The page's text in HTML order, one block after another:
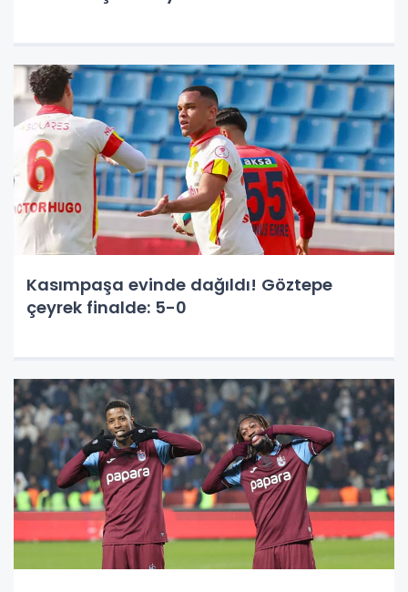
Kasımpaşa evinde dağıldı! Göztepe
çeyrek finalde: 5-0